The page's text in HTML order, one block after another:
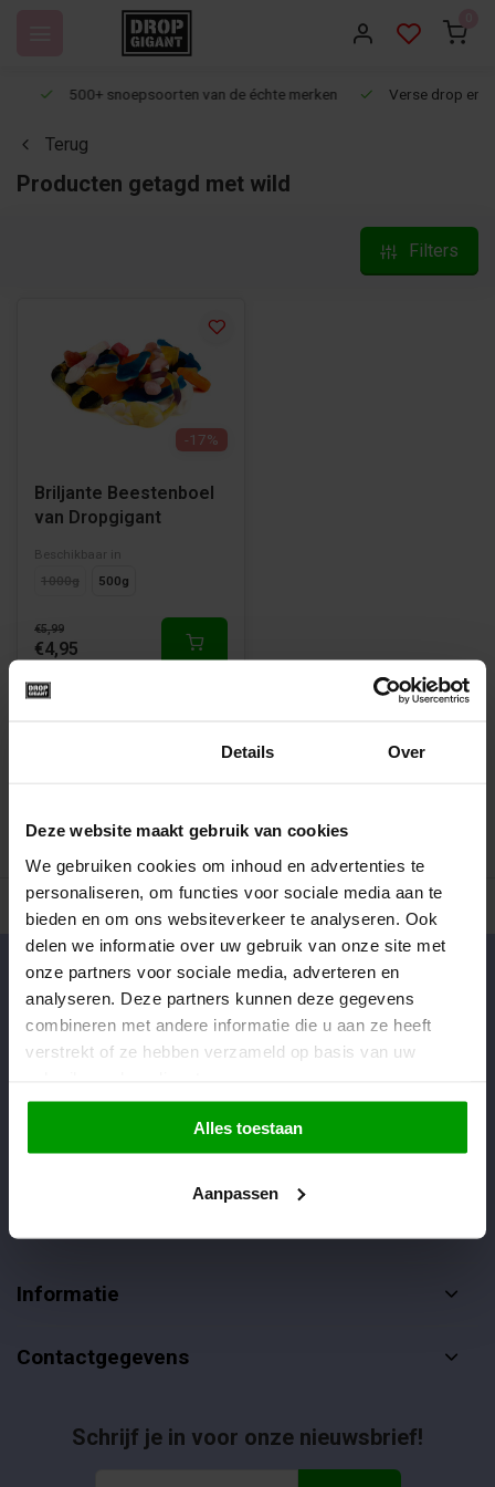
Details Over
Deze website maakt gebruik van cookies
We gebruiken cookies om inhoud en advertenties te
personaliseren, om functies voor sociale media aan te
bieden en om ons websiteverkeer te analyseren. Ook
delen we informatie over uw gebruik van onze site met
onze partners voor sociale media, adverteren en
analyseren. Deze partners kunnen deze gegevens
combineren met andere informatie die u aan ze heeft
verstrekt of ze hebben verzameld op basis van uw
Alles toestaan
Aanpassen
500+ snoepsoorten van de échte merken Verse drop en
Terug
Producten getagd met wild
Filters
-17%
Briljante Beestenboel
van Dropgigant
Beschikbaar in
1000g
500g
€5,99
€4,95
1
500+ snoepsoorten van de échte merken
Klantenservice
Veelgestelde vragen
085-4012406
Informatie
Contactgegevens
Schrijf je in voor onze nieuwsbrief!